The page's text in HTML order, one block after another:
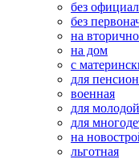
без
без
на
на дом
с
для
военная
для
для
на
льготная